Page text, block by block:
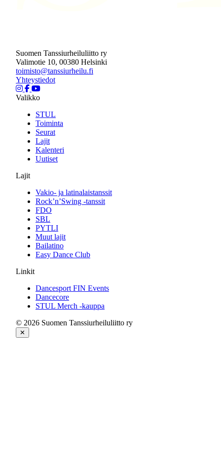
Suomen Tanssiurheiluliitto ry
Valimotie 10, 00380 Helsinki
toimisto@tanssiurheilu.fi
Yhteystiedot
Valikko
STUL
Toiminta
Seurat
Lajit
Kalenteri
Uutiset
Lajit
Vakio- ja latinalaistanssit
Rock’n’Swing -tanssit
FDO
SBL
PYTLI
Muut lajit
Bailatino
Easy Dance Club
Linkit
Dancesport FIN Events
Dancecore
STUL Merch -kauppa
© 2026 Suomen Tanssiurheiluliitto ry
✕